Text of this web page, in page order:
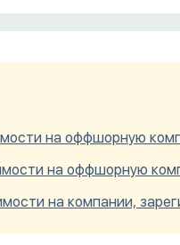
на оффшорную
на оффшорную
на компании,